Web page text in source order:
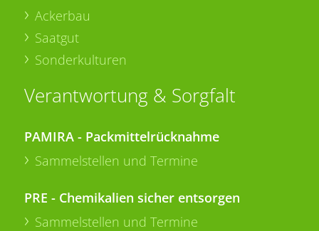
Ackerbau
Saatgut
Sonderkulturen
Verantwortung & Sorgfalt
PAMIRA - Packmittelrücknahme
Sammelstellen und Termine
PRE - Chemikalien sicher entsorgen
Sammelstellen und Termine